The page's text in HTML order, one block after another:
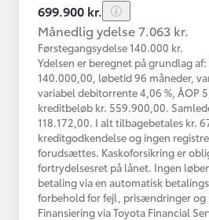
699.900 kr.
Månedlig ydelse 7.063 kr.
Førstegangsydelse 140.000 kr.
Ydelsen er beregnet på grundlag
140.000,00, løbetid 96 måneder,
variabel debitorrente 4,06 %, ÅOP
kreditbeløb kr. 559.900,00.
118.172,00. I alt tilbagebetales kr.
kreditgodkendelse og ingen
forudsættes. Kaskoforsikring er
fortrydelsesret på lånet. Ingen
betaling via en automatisk
forbehold for fejl, prisændringer og
Finansiering via Toyota Financial